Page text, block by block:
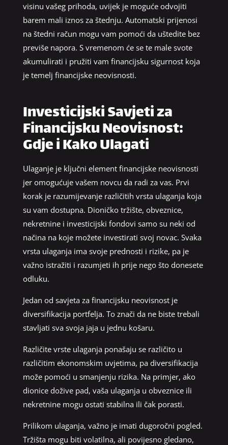
visinu vašeg prihoda, uvijek je moguće odvojiti
barem mali iznos za štednju. Automatski prijenosi
na štedni račun mogu vam pomoći da uštedite bez
previše napora. S vremenom će se te male svote
akumulirati i pružiti vam financijsku sigurnost koja
je temelj financijske neovisnosti.
Investicijski Savjeti za
Financijsku Neovisnost:
Gdje i Kako Ulagati
Ulaganje je ključni element financijske neovisnosti
jer omogućuje vašem novcu da radi za vas. Prvi
korak je razumijevanje različitih vrsta ulaganja koja
su vam dostupna. Dioničko tržište, obveznice,
nekretnine i investicijski fondovi samo su neki od
načina na koje možete investirati svoj novac. Svaka
vrsta ulaganja ima svoje prednosti i rizike, pa je
važno istražiti i razumjeti ih prije nego što donesete
odluku.
Jedan od savjeta za financijsku neovisnost je
diversifikacija portfelja. To znači da ne biste trebali
stavljati sva svoja jaja u jednu košaru.
Različite vrste ulaganja ponašaju se različito u
različitim ekonomskim uvjetima, pa diversifikacija
može pomoći u smanjenju rizika. Na primjer, ako
dionice dožive pad, vaša ulaganja u obveznice ili
nekretnine mogu ostati stabilna ili čak porasti.
Prilikom ulaganja, važno je imati dugoročni pogled.
Tržišta mogu biti volatilna, ali povijesno gledano,